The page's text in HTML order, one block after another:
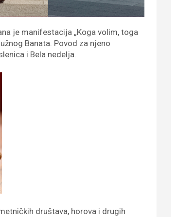
je manifestacija „Koga volim, toga
Banata. Povod za njeno
i Bela nedelja.
društava, horova i drugih